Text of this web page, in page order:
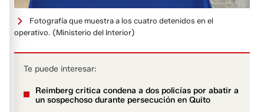
Fotografía que muestra a los cuatro detenidos en el
operativo. (Ministerio del Interior)
Te puede interesar:
Reimberg critica condena a dos policías por abatir a
un sospechoso durante persecución en Quito